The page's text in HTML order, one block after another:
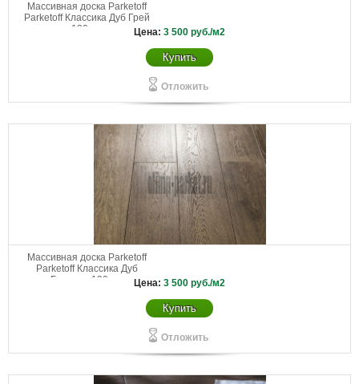
Массивная доска Parketoff
Parketoff Классика Дуб Грей
130 мм
Цена: 3 500 руб./м2
Купить
Отложить
Массивная доска Parketoff
Parketoff Классика Дуб
Богемия 130 мм
Цена: 3 500 руб./м2
Купить
Отложить